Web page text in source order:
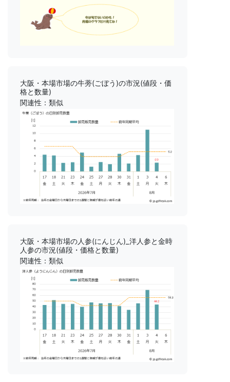
大阪・本場市場の牛蒡(ごぼう)の市況(値段・価
格と数量)
関連性：類似
大阪・本場市場の人参(にんじん)_洋人参と金時
人参の市況(値段・価格と数量)
関連性：類似